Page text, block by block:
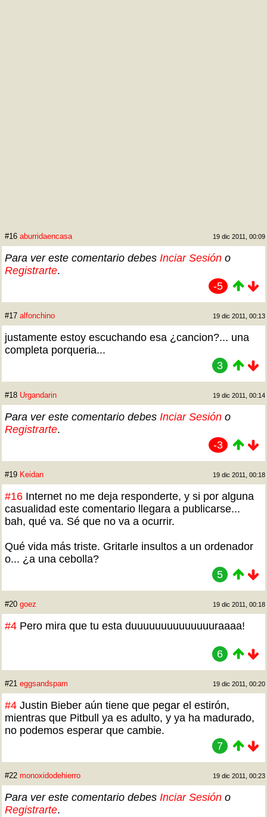
#16 aburridaencasa 19 dic 2011, 00:09
Para ver este comentario debes Inciar Sesión o
Registrarte.
-5
#17 alfonchino 19 dic 2011, 00:13
justamente estoy escuchando esa ¿cancion?... una
completa porqueria...
3
#18 Urgandarin 19 dic 2011, 00:14
Para ver este comentario debes Inciar Sesión o
Registrarte.
-3
#19 Keidan 19 dic 2011, 00:18
#16 Internet no me deja responderte, y si por alguna
casualidad este comentario llegara a publicarse...
bah, qué va. Sé que no va a ocurrir.
Qué vida más triste. Gritarle insultos a un ordenador
o... ¿a una cebolla?
5
#20 goez 19 dic 2011, 00:18
#4 Pero mira que tu esta duuuuuuuuuuuuuuraaaa!
6
#21 eggsandspam 19 dic 2011, 00:20
#4 Justin Bieber aún tiene que pegar el estirón,
mientras que Pitbull ya es adulto, y ya ha madurado,
no podemos esperar que cambie.
7
#22 monoxidodehierro 19 dic 2011, 00:23
Para ver este comentario debes Inciar Sesión o
Registrarte.